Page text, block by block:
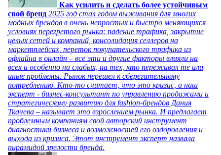
Как усилить и сделать более устойчивым
свой бренд 2025 год стал годом выживания для многих
модных брендов в очень непростых и быстро меняющихся
условиях перегретого рынка: падение трафика, закрытие
целых сетей и компаний, консолидация селлеров на
маркетплейсах, переток покупательского трафика из
офлайна в онлайн – все эти и другие факторы влияли на
всех и особенно на слабых, на тех, кто переживал те или
иные проблемы. Рынок перешел к сберегательному
потреблению. Кто-то считает, что это кризис, а наш
эксперт - бизнес-консультант по управлению продажами и
стратегическому развитию для fashion-брендов Дания
Ткачева – называет это взрослением рынка. И предлагает
проблемным компаниям свой авторский инструмент
диагностики бизнеса и возможностей его оздоровления и
выхода из кризиса. Этот инструмент эксперт назвала
пирамидой зрелости бренда.